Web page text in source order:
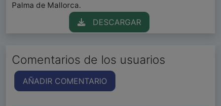
Palma de Mallorca.
DESCARGAR
Comentarios de los usuarios
AÑADIR COMENTARIO